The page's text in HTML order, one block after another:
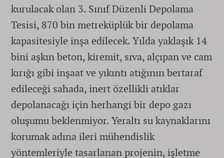
kurulacak olan 3. Sınıf Düzenli Depolama
Tesisi, 870 bin metreküplük bir depolama
kapasitesiyle inşa edilecek. Yılda yaklaşık 14
bini aşkın beton, kiremit, sıva, alçıpan ve cam
kırığı gibi inşaat ve yıkıntı atığının bertaraf
edileceği sahada, inert özellikli atıklar
depolanacağı için herhangi bir depo gazı
oluşumu beklenmiyor. Yeraltı su kaynaklarını
korumak adına ileri mühendislik
yöntemleriyle tasarlanan projenin, işletme